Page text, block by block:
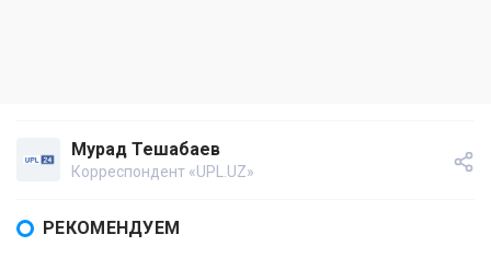
Мурад Тешабаев
Корреспондент «UPL.UZ»
РЕКОМЕНДУЕМ